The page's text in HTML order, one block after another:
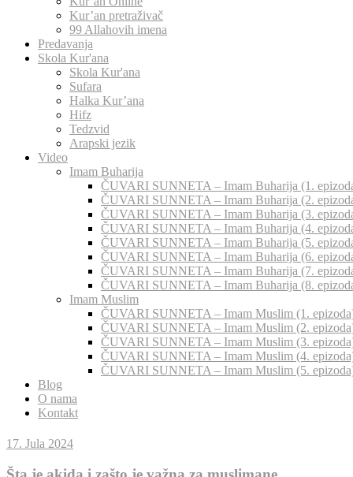
Kur’an pretraživač
99 Allahovih imena
Predavanja
Skola Kur'ana
Skola Kur'ana
Sufara
Halka Kur’ana
Hifz
Tedzvid
Arapski jezik
Video
Imam Buharija
ČUVARI SUNNETA – Imam Buharija (1.
ČUVARI SUNNETA – Imam Buharija (2.
ČUVARI SUNNETA – Imam Buharija (3.
ČUVARI SUNNETA – Imam Buharija (4.
ČUVARI SUNNETA – Imam Buharija (5.
ČUVARI SUNNETA – Imam Buharija (6.
ČUVARI SUNNETA – Imam Buharija (7.
ČUVARI SUNNETA – Imam Buharija (8.
Imam Muslim
ČUVARI SUNNETA – Imam Muslim (1.
ČUVARI SUNNETA – Imam Muslim (2.
ČUVARI SUNNETA – Imam Muslim (3.
ČUVARI SUNNETA – Imam Muslim (4.
ČUVARI SUNNETA – Imam Muslim (5.
Blog
O nama
Kontakt
17. Jula 2024